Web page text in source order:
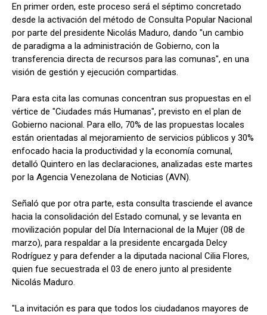
En primer orden, este proceso será el séptimo concretado
desde la activación del método de Consulta Popular Nacional
por parte del presidente Nicolás Maduro, dando "un cambio
de paradigma a la administración de Gobierno, con la
transferencia directa de recursos para las comunas", en una
visión de gestión y ejecución compartidas.
Para esta cita las comunas concentran sus propuestas en el
vértice de "Ciudades más Humanas", previsto en el plan de
Gobierno nacional. Para ello, 70% de las propuestas locales
están orientadas al mejoramiento de servicios públicos y 30%
enfocado hacia la productividad y la economía comunal,
detalló Quintero en las declaraciones, analizadas este martes
por la Agencia Venezolana de Noticias (AVN).
Señaló que por otra parte, esta consulta trasciende el avance
hacia la consolidación del Estado comunal, y se levanta en
movilización popular del Día Internacional de la Mujer (08 de
marzo), para respaldar a la presidente encargada Delcy
Rodríguez y para defender a la diputada nacional Cilia Flores,
quien fue secuestrada el 03 de enero junto al presidente
Nicolás Maduro.
"La invitación es para que todos los ciudadanos mayores de